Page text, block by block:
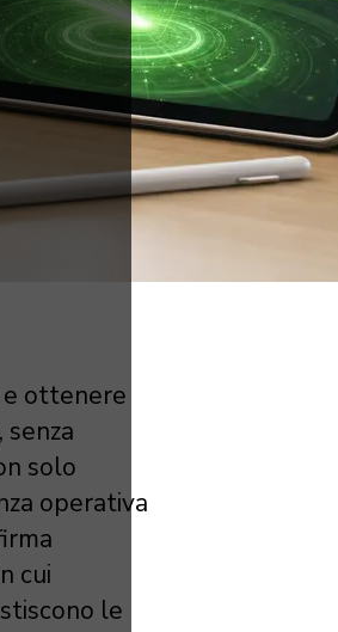
e ottenere
solo
operativa
cui
le